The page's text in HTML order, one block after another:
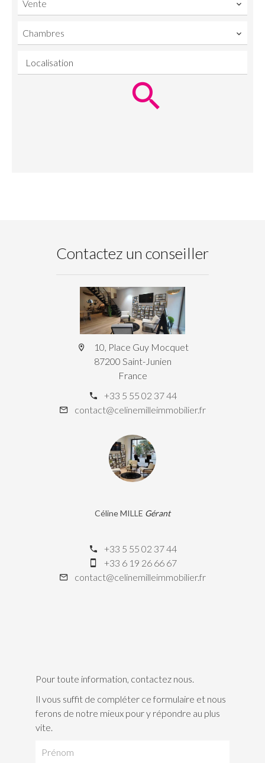
Vente
Chambres
Localisation
Contactez un conseiller
10, Place Guy Mocquet
87200 Saint-Junien
France
+33 5 55 02 37 44
contact@celinemilleimmobilier.fr
Céline MILLE Gérant
+33 5 55 02 37 44
+33 6 19 26 66 67
contact@celinemilleimmobilier.fr
Pour toute information, contactez nous.
Il vous suffit de compléter ce formulaire et nous
ferons de notre mieux pour y répondre au plus
vite.